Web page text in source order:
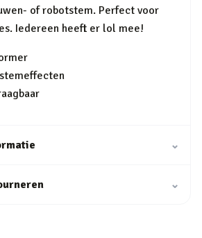
of robotstem. Perfect voor
Iedereen heeft er lol mee!
⌄
⌄